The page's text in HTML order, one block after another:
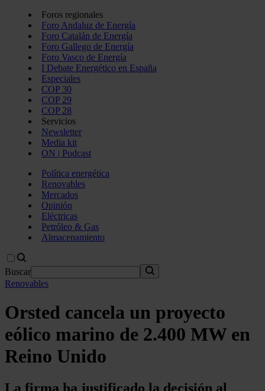
Foros regionales
Foro Andaluz de Energía
Foro Catalán de Energía
Foro Gallego de Energía
Foro Vasco de Energía
I Debate Energético en España
Especiales
COP 30
COP 29
COP 28
Servicios
Newsletter
Media kit
ON | Podcast
Política energética
Renovables
Mercados
Opinión
Eléctricas
Petróleo & Gas
Almacenamiento
Buscar
Renovables
Orsted cancela un proyecto
eólico marino de 2.400 MW en
Reino Unido